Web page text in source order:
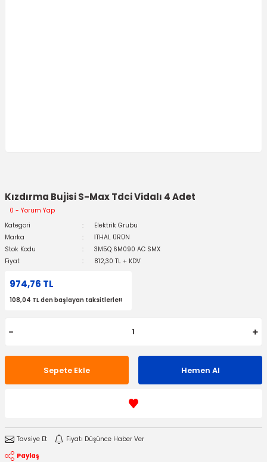
Kızdırma Bujisi S-Max Tdci Vidalı 4 Adet
0 - Yorum Yap
Kategori
Elektrik Grubu
Marka
İTHAL ÜRÜN
Stok Kodu
3M5Q 6M090 AC SMX
Fiyat
812,30 TL + KDV
974,76 TL
108,04 TL den başlayan taksitlerle!!
Sepete Ekle Hemen Al
Tavsiye Et
Fiyatı Düşünce Haber Ver
Paylaş